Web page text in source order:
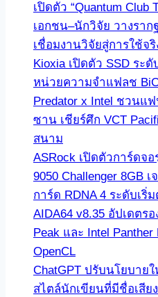
เปิดตัว “Quantum Club
เอกชน–นักวิจัย วางรา
เชื่อมงานวิจัยสู่การใช้จ
Kioxia เปิดตัว SSD ระ
หน่วยความจำแฟลช
Predator x Intel ชวนแ
ซาน เชียร์ศึก VCT
สนาม
ASRock เปิดตัวการ์ดจอ
9050 Challenger 8GB
การ์ด RDNA 4 ระดับเริ่
AIDA64 v8.35 อัปเดตร
Peak และ Intel
OpenCL
ChatGPT ปรับนโยบาย
สไตล์นักเขียนที่มีชื่อเสี